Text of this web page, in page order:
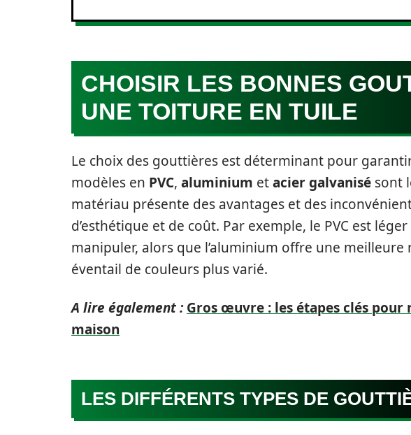
CHOISIR LES BONNES
UNE TOITURE EN TUILE
Le choix des gouttières est déterminant pour
modèles en PVC, aluminium etacier galvanisé sont
matériau présente des avantages et des
d’esthétique et de coût. Par exemple, le PVC est
manipuler, alors que l’aluminium offre une
éventail de couleurs plus varié.
A lire également : Gros œuvre : les étapes clés
maison
LES DIFFÉRENTS TYPES DE